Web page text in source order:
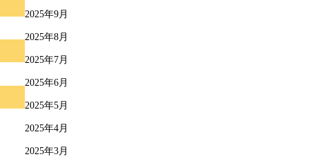
2025年9月
2025年8月
2025年7月
2025年6月
2025年5月
2025年4月
2025年3月